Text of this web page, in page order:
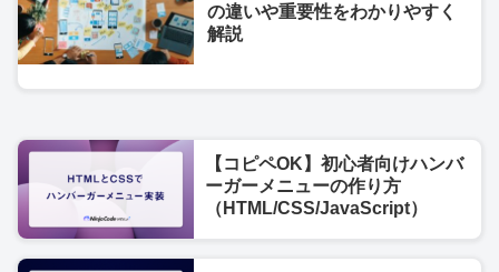
の違いや重要性をわかりやすく
解説
【コピペOK】初心者向けハンバ
ーガーメニューの作り方
（HTML/CSS/JavaScript）